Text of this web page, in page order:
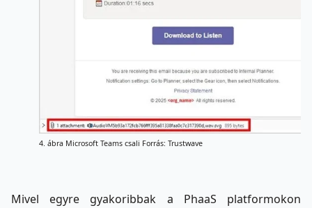
4. ábra Microsoft Teams csali Forrás: Trustwave
Mivel egyre gyakoribbak a PhaaS platformokon